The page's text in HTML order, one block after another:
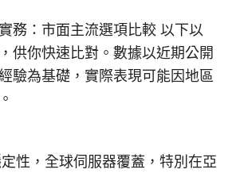
務：市面主流選項比較 以下以
供你快速比對。數據以近期公開
驗為基礎，實際表現可能因地區
性，全球伺服器覆蓋，特別在亞